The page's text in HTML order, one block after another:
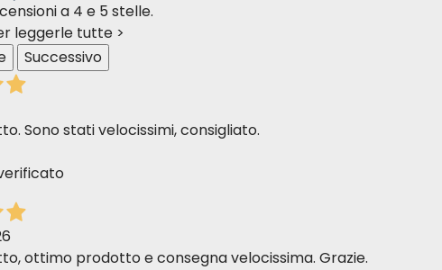
a 4 e 5 stelle.
leggerle tutte >
Successivo
Sono stati velocissimi, consigliato.
ottimo prodotto e consegna velocissima. Grazie.